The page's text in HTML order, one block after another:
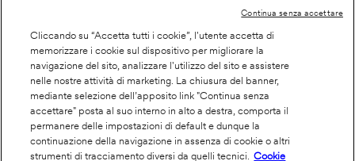
Footer
info
Cookie policy
Dichiarazione di accessibilità
Privacy
Cliccando su “Accetta tutti i cookie”, l'utente accetta di
memorizzare i cookie sul dispositivo per migliorare la
navigazione del sito, analizzare l'utilizzo del sito e assistere
nelle nostre attività di marketing. La chiusura del banner,
mediante selezione dell’apposito link "Continua senza
accettare" posta al suo interno in alto a destra, comporta il
permanere delle impostazioni di default e dunque la
continuazione della navigazione in assenza di cookie o altri
strumenti di tracciamento diversi da quelli tecnici.
Cookie
Continua senza accettare